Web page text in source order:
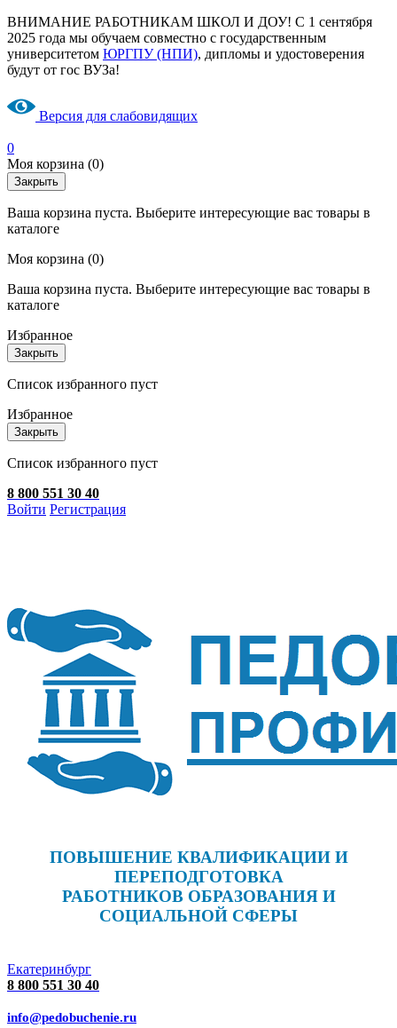
ВНИМАНИЕ РАБОТНИКАМ ШКОЛ И ДОУ! С 1 сентября
2025 года мы обучаем совместно с государственным
университетом ЮРГПУ (НПИ), дипломы и удостоверения
будут от гос ВУЗа!
Версия для слабовидящих
0
Моя корзина (0)
Закрыть
Ваша корзина пуста. Выберите интересующие вас товары в
каталоге
Моя корзина (0)
Ваша корзина пуста. Выберите интересующие вас товары в
каталоге
Избранное
Закрыть
Список избранного пуст
Избранное
Закрыть
Список избранного пуст
8 800 551 30 40
Войти Регистрация
ПОВЫШЕНИЕ КВАЛИФИКАЦИИ И
ПЕРЕПОДГОТОВКА
РАБОТНИКОВ ОБРАЗОВАНИЯ И
СОЦИАЛЬНОЙ СФЕРЫ
Екатеринбург
8 800 551 30 40
info@pedobuchenie.ru